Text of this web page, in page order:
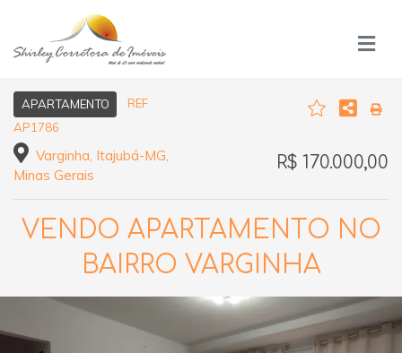
APARTAMENTO
REF
AP1786
Varginha, Itajubá-MG,
Minas Gerais
R$ 170.000,00
VENDO APARTAMENTO NO
BAIRRO VARGINHA